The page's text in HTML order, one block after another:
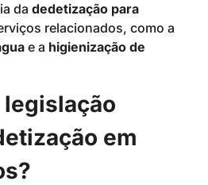
da dedetização para
relacionados, como a
e a higienização de
legislação
em